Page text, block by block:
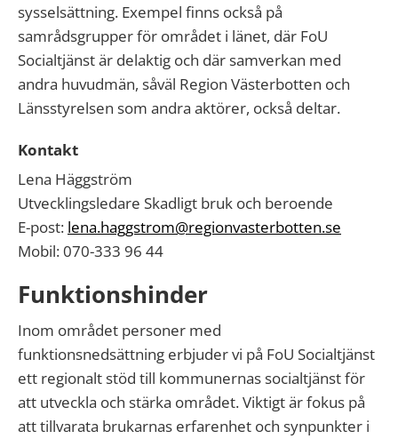
sysselsättning. Exempel finns också på
samrådsgrupper för området i länet, där FoU
Socialtjänst är delaktig och där samverkan med
andra huvudmän, såväl Region Västerbotten och
Länsstyrelsen som andra aktörer, också deltar.
Kontakt
Lena Häggström
Utvecklingsledare Skadligt bruk och beroende
E-post: lena.haggstrom@regionvasterbotten.se
Mobil: 070-333 96 44
Funktionshinder
Inom området personer med
funktionsnedsättning erbjuder vi på FoU Socialtjänst
ett regionalt stöd till kommunernas socialtjänst för
att utveckla och stärka området. Viktigt är fokus på
att tillvarata brukarnas erfarenhet och synpunkter i